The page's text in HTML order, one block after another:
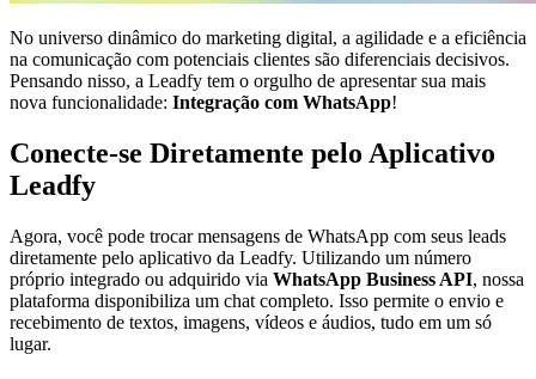
No universo dinâmico do marketing digital, a agilidade e a eficiência
na comunicação com potenciais clientes são diferenciais decisivos.
Pensando nisso, a Leadfy tem o orgulho de apresentar sua mais
nova funcionalidade: Integração com WhatsApp!
Conecte-se Diretamente pelo Aplicativo
Leadfy
Agora, você pode trocar mensagens de WhatsApp com seus leads
diretamente pelo aplicativo da Leadfy. Utilizando um número
próprio integrado ou adquirido via WhatsApp Business API, nossa
plataforma disponibiliza um chat completo. Isso permite o envio e
recebimento de textos, imagens, vídeos e áudios, tudo em um só
lugar.